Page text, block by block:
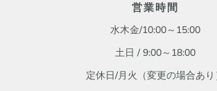
営業時間
水木金/10:00～15:00
土日 / 9:00～18:00
定休日/月火 （変更の場合あり